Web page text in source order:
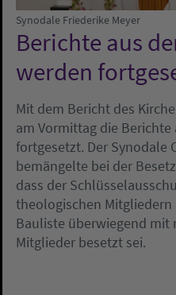
Synodale Friederike Meyer
Berichte aus
werden
Mit dem Bericht des
am Vormittag die Berichte
fortgesetzt. Der Synodale
bemängelte bei der
dass der
theologischen
Bauliste überwiegend
Mitglieder besetzt sei.